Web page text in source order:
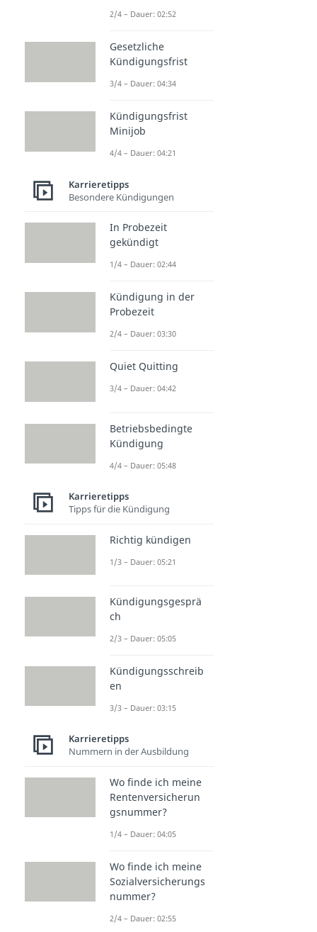
2/4 – Dauer: 02:52
Gesetzliche
Kündigungsfrist
3/4 – Dauer: 04:34
Kündigungsfrist
Minijob
4/4 – Dauer: 04:21
Karrieretipps
Besondere Kündigungen
In Probezeit
gekündigt
1/4 – Dauer: 02:44
Kündigung in der
Probezeit
2/4 – Dauer: 03:30
Quiet Quitting
3/4 – Dauer: 04:42
Betriebsbedingte
Kündigung
4/4 – Dauer: 05:48
Karrieretipps
Tipps für die Kündigung
Richtig kündigen
1/3 – Dauer: 05:21
Kündigungsgesprä
ch
2/3 – Dauer: 05:05
Kündigungsschreib
en
3/3 – Dauer: 03:15
Karrieretipps
Nummern in der Ausbildung
Wo finde ich meine
Rentenversicherun
gsnummer?
1/4 – Dauer: 04:05
Wo finde ich meine
Sozialversicherungs
nummer?
2/4 – Dauer: 02:55